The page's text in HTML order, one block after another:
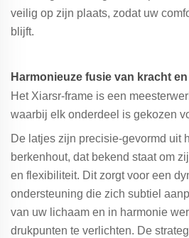
veilig op zijn plaats, zodat uw
blijft.
Harmonieuze fusie van kracht
Het Xiarsr-frame is een
waarbij elk onderdeel is gekozen
De latjes zijn precisie-gevormd uit
berkenhout, dat bekend staat om
en flexibiliteit. Dit zorgt voor een
ondersteuning die zich subtiel
van uw lichaam en in harmonie
drukpunten te verlichten. De